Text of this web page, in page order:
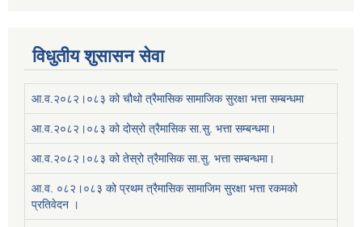
विधुतीय शुसासन सेवा
आ.व.२०८२।०८३ को चौथो त्रैमासिक सामाजिक सुरक्षा भत्ता सम्बन्धमा
आ.व.२०८२।०८३ को दोस्रो त्रैमासिक सा.सु. भत्ता सम्बन्धमा।
आ.व.२०८२।०८३ को तेस्रो त्रैमासिक सा.सु. भत्ता सम्बन्धमा।
आ.व. ०८२।०८३ को प्रथम त्रैमासिक सामाजिम सुरक्षा भत्ता रकमको
प्रतिवेदन ।